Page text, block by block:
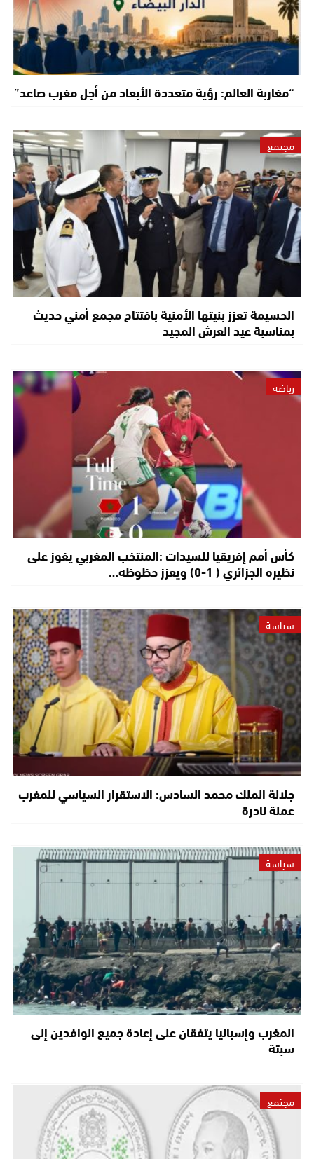
“مغاربة العالم: رؤية متعددة الأبعاد من أجل مغرب صاعد”
مجتمع
الحسيمة تعزز بنيتها الأمنية بافتتاح مجمع أمني حديث
بمناسبة عيد العرش المجيد
رياضة
كأس أمم إفريقيا للسيدات :المنتخب المغربي يفوز على
نظيره الجزائري ( 1-0) ويعزز حظوظه…
سياسة
جلالة الملك محمد السادس: الاستقرار السياسي للمغرب
عملة نادرة
سياسة
المغرب وإسبانيا يتفقان على إعادة جميع الوافدين إلى
سبتة
مجتمع